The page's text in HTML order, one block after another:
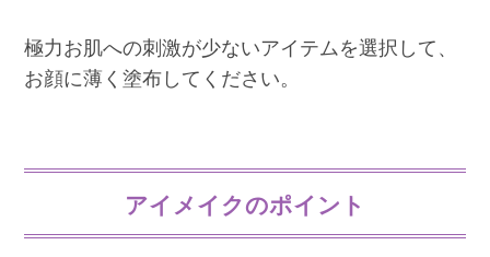
極力お肌への刺激が少ないアイテムを選択して、
お顔に薄く塗布してください。
アイメイクのポイント